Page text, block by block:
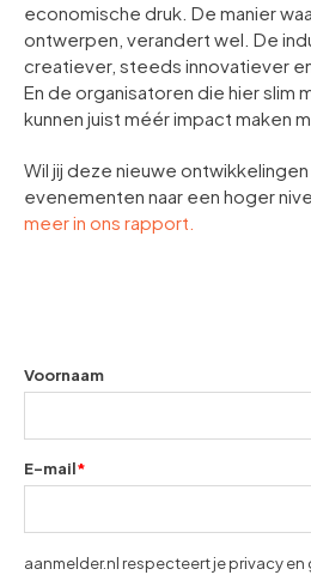
economische druk. De manier
ontwerpen, verandert wel. De
creatiever, steeds innovatiever
En de organisatoren die hier slim
kunnen juist méér impact maken
Wil jij deze nieuwe
evenementen naar een hoger
meer in ons rapport.
Voornaam
E-mail*
aanmelder.nl respecteert je privacy